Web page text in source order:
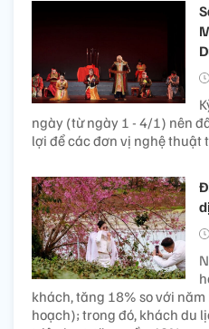
ngày (từ ngày 1 - 4/1) nên
lợi để các đơn vị nghệ thuật
khách, tăng 18% so với
hoạch); trong đó, khách du